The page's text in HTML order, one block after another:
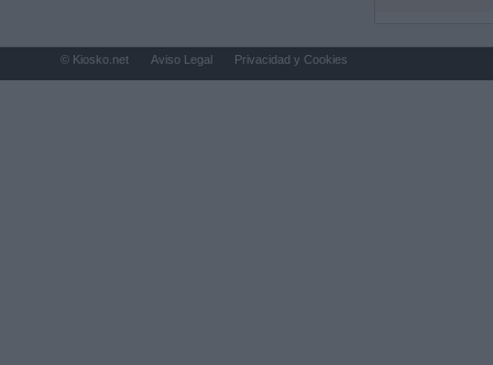
© Kiosko.net Aviso Legal Privacidad y Cookies